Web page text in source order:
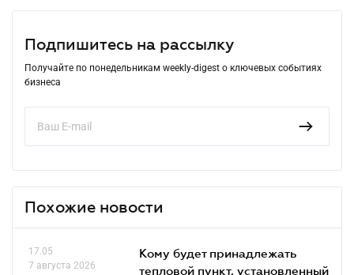
Подпишитесь на рассылку
Получайте по понедельникам weekly-digest о ключевых событиях
бизнеса
Похожие новости
17.05
7 августа 2026
Кому будет принадлежать
тепловой пункт, установленный